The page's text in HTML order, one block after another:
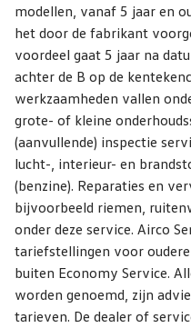
modellen, vanaf 5 jaar en
het door de fabrikant
voordeel gaat 5 jaar na
achter de B op de
werkzaamheden vallen
grote- of kleine
(aanvullende) inspectie
lucht-, interieur- en
(benzine). Reparaties en
bijvoorbeeld riemen,
onder deze service. Airco
tariefstellingen voor
buiten Economy Service.
worden genoemd, zijn
tarieven. De dealer of